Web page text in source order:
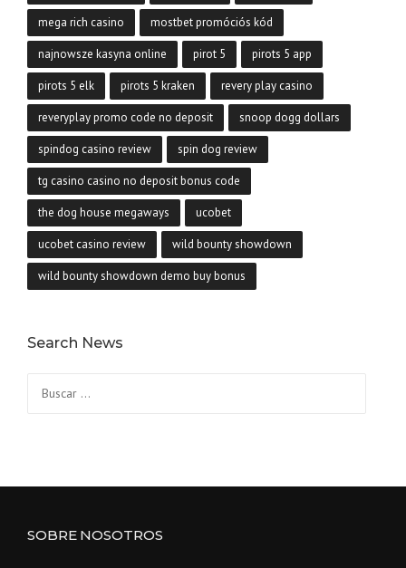
mega rich casino mostbet promóciós kód
najnowsze kasyna online pirot 5 pirots 5 app
pirots 5 elk pirots 5 kraken revery play casino
reveryplay promo code no deposit snoop dogg dollars
spindog casino review spin dog review
tg casino casino no deposit bonus code
the dog house megaways ucobet
ucobet casino review wild bounty showdown
wild bounty showdown demo buy bonus
Search News
SOBRE NOSOTROS